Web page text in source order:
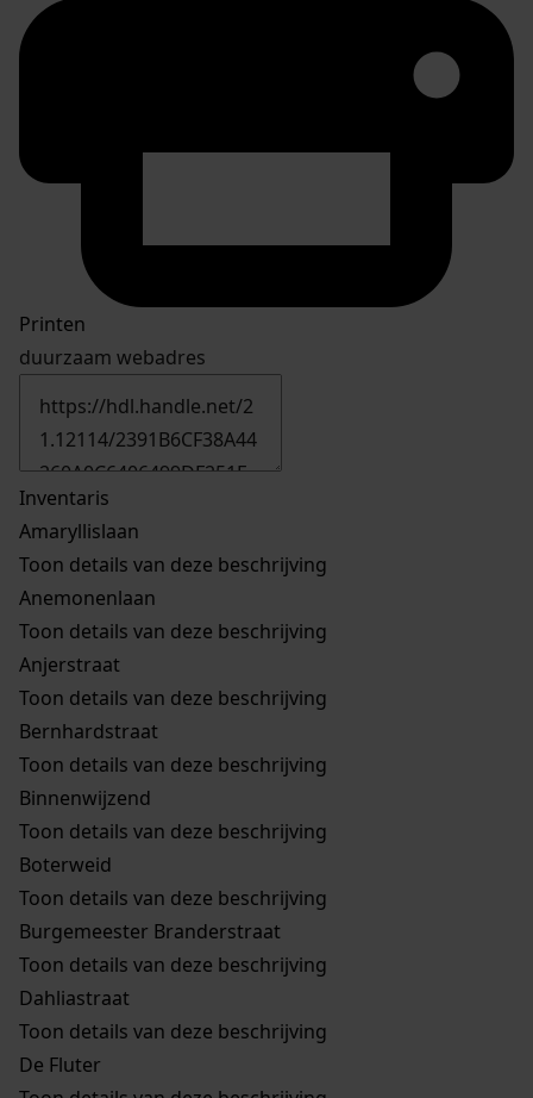
Printen
duurzaam webadres
Inventaris
Amaryllislaan
Toon details van deze beschrijving
Anemonenlaan
Toon details van deze beschrijving
Anjerstraat
Toon details van deze beschrijving
Bernhardstraat
Toon details van deze beschrijving
Binnenwijzend
Toon details van deze beschrijving
Boterweid
Toon details van deze beschrijving
Burgemeester Branderstraat
Toon details van deze beschrijving
Dahliastraat
Toon details van deze beschrijving
De Fluter